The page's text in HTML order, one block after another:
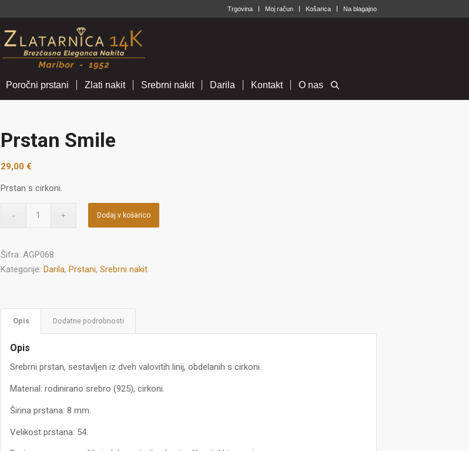
Trgovina Moj račun Košarica Na blagajno
Poročni prstani Zlati nakit Srebrni nakit Darila Kontakt O nas
Prstan Smile
29,00 €
Prstan s cirkoni.
Dodaj v košarico
Šifra: AGP068
Kategorije: Darila, Prstani, Srebrni nakit
Opis Dodatne podrobnosti
Opis
Srebrni prstan, sestavljen iz dveh valovitih linij, obdelanih s cirkoni.
Material: rodinirano srebro (925), cirkoni.
Širina prstana: 8 mm.
Velikost prstana: 54.